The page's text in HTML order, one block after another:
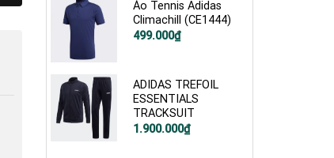
Áo Tennis Adidas
Climachill (CE1444)
Giá
499.000₫
Giá
499.000₫.
ADIDAS TREFOIL
ESSENTIALS
TRACKSUIT
Giá
1.900.000₫
Giá